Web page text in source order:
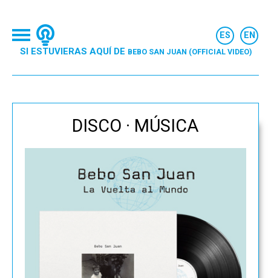
SI ESTUVIERAS AQUÍ DE BEBO SAN JUAN (OFFICIAL VIDEO)
DISCO · MÚSICA